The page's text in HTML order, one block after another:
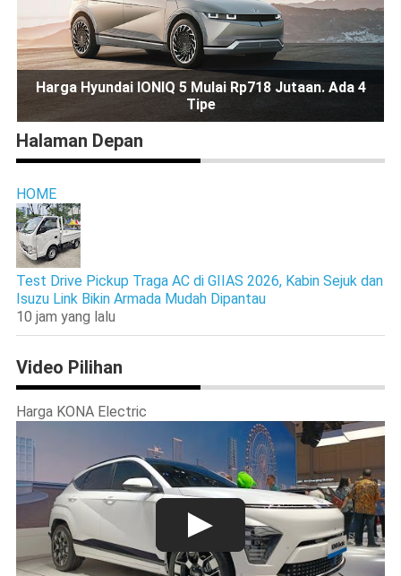
Harga Hyundai IONIQ 5 Mulai Rp718 Jutaan. Ada 4
Tipe
Halaman Depan
HOME
Test Drive Pickup Traga AC di GIIAS 2026, Kabin Sejuk dan
Isuzu Link Bikin Armada Mudah Dipantau
10 jam yang lalu
Video Pilihan
Harga KONA Electric